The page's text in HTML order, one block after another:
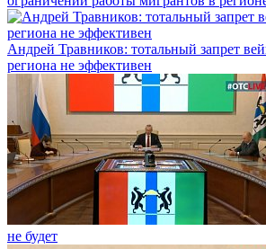
Андрей Травников: тотальный запрет
региона не эффективен
не будет